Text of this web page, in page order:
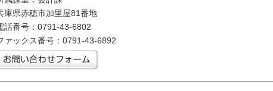
庫県赤穂市加里屋81番地
話番号：0791-43-6802
ァックス番号：0791-43-6892